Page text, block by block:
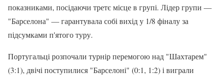
показниками, посідаючи третє місце в групі. Лідер групи —
"Барселона" — гарантувала собі вихід у 1/8 фіналу за
підсумками п'ятого туру.
Португальці розпочали турнір перемогою над "Шахтарем"
(3:1), двічі поступилися "Барселоні" (0:1, 1:2) і виграли